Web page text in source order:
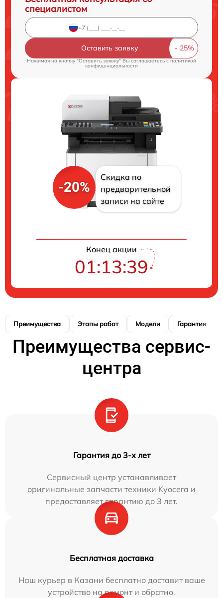
специалистом
Оставить заявку
Нажимая на кнопку "Оставить заявку" Вы соглашаетесь c политикой
конфиденциальности
-20%
Скидка по
предварительной
записи на сайте
Конец акции
01:13:39
Преимущества Этапы работ Модели Гарантия
Преимущества сервис-
центра
Гарантия до 3-х лет
Сервисный центр устанавливает
оригинальные запчасти техники Kyocera и
предоставляет гарантию до 3 лет.
Бесплатная доставка
Наш курьер в Казани бесплатно доставит ваше
устройство на ремонт и обратно.